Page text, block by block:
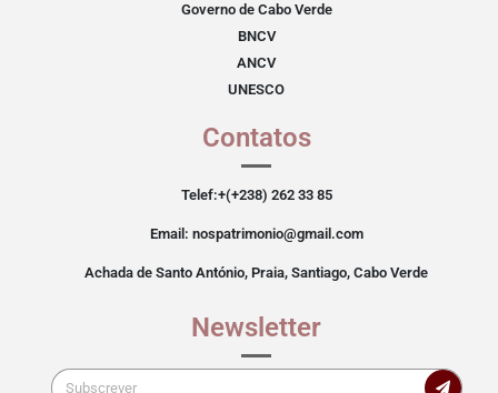
Governo de Cabo Verde
BNCV
ANCV
UNESCO
Contatos
Telef:+(+238) 262 33 85
Email: nospatrimonio@gmail.com
Achada de Santo António, Praia, Santiago, Cabo Verde
Newsletter